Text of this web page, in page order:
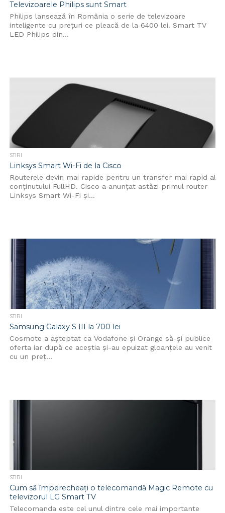
Televizoarele Philips sunt Smart
Philips lansează în România o serie de televizoare
inteligente cu prețuri ce pleacă de la 6400 lei. Smart TV
LED Philips din...
STIRI
Linksys Smart Wi-Fi de la Cisco
Routerele devin mai rapide pentru un transfer mai rapid al
conținutului FullHD. Cisco a anunţat astăzi primul router
Linksys Smart Wi-Fi şi...
STIRI
Samsung Galaxy S III la 700 lei
Cosmote a așteptat ca Vodafone și Orange să-și publice
oferta iar după ce aceștia și-au epuizat gloanțele au venit
cu un preț...
STIRI
Cum să împerecheați o telecomandă Magic Remote cu
televizorul LG Smart TV
Telecomanda este cel unul dintre cele mai importante